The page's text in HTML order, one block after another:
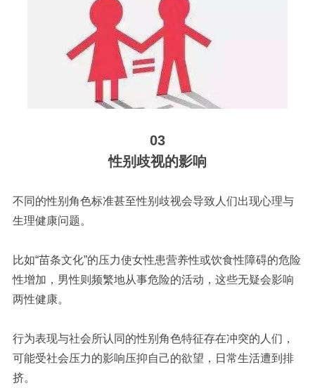
03
性别歧视的影响
不同的性别角色标准甚至性别歧视会导致人们出现心理与
生理健康问题。
比如“苗条文化”的压力使女性患营养性或饮食性障碍的危险
性增加，男性则频繁地从事危险的活动，这些无疑会影响
两性健康。
行为表现与社会所认同的性别角色特征存在冲突的人们，
可能受社会压力的影响压抑自己的欲望，日常生活遭到排
挤。